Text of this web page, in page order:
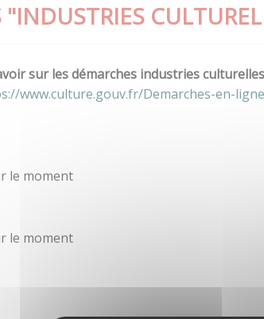
"INDUSTRIES
sur les démarches industries
www.culture.gouv.fr/Demarches-en-
le moment
le moment